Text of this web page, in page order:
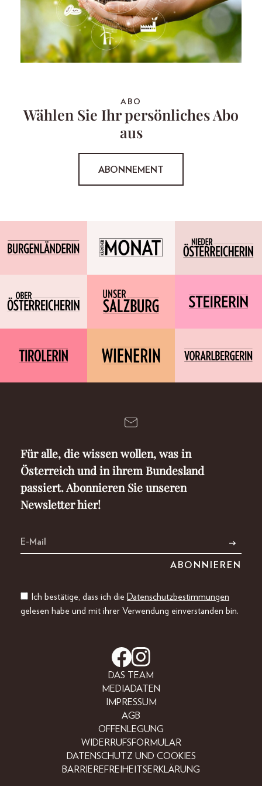
ABO
Wählen Sie Ihr persönliches Abo
aus
ABONNEMENT
Für alle, die wissen wollen, was in
Österreich und in ihrem Bundesland
passiert. Abonnieren Sie unseren
Newsletter hier!
Ich bestätige, dass ich die Datenschutzbestimmungen
gelesen habe und mit ihrer Verwendung einverstanden bin.
DAS TEAM
MEDIADATEN
IMPRESSUM
AGB
OFFENLEGUNG
WIDERRUFSFORMULAR
DATENSCHUTZ UND COOKIES
BARRIEREFREIHEITSERKLÄRUNG